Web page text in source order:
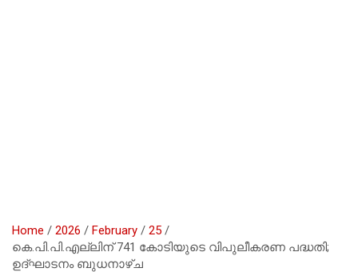
Home 2026 February
25
കെ.പി.പി.എല്ലിന് 741 കോടിയുടെ വിപുലീകരണ പദ്ധതി;
ഉദ്ഘാടനം ബുധനാഴ്ച